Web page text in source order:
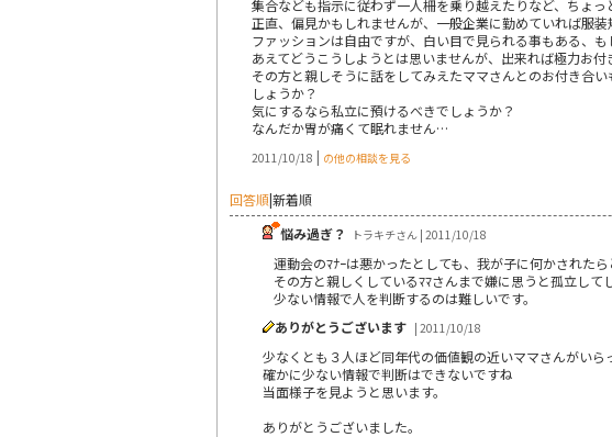
集合なども指示に従わず一人柵を乗り越えたりなど、ちょっ
正直、偏見かもしれませんが、一般企業に勤めていれば服
ファッションは自由ですが、白い目で見られる事もある、
あえてどうこうしようとは思いませんが、出来れば極力お
その方と親しそうに話をしてみえたママさんとのお付き合
しょうか？
気にするなら私立に預けるべきでしょうか？
なんだか胃が痛くて眠れません…
2011/10/18 | の他の相談を見る
回答順|新着順
悩み過ぎ？
トラキチさん | 2011/10/18
運動会のﾏﾅｰは悪かったとしても、我が子に何かされたら
その方と親しくしているﾏﾏさんまで嫌に思うと孤立して
少ない情報で人を判断するのは難しいです。
ありがとうございます | 2011/10/18
少なくとも３人ほど同年代の価値観の近いママさんがいら
確かに少ない情報で判断はできないですね
当面様子を見ようと思います。
ありがとうございました。